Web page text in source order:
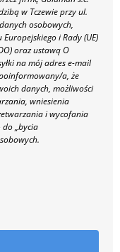
w Tczewie przy ul.
osobowych,
i Rady (UE)
oraz ustawą O
na mój adres e-mail
a, że
danych, możliwości
wniesienia
i wycofania
„bycia